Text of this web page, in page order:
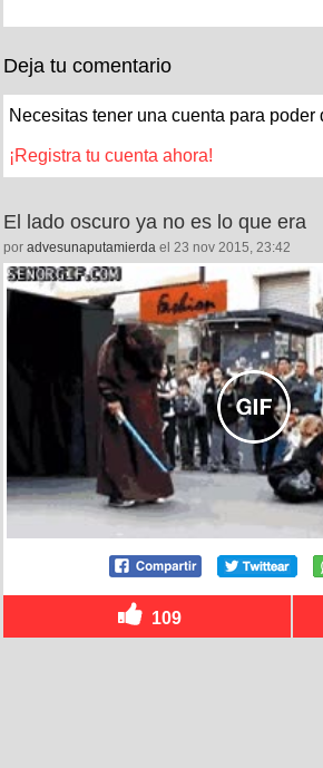
Deja tu comentario
Necesitas tener una cuenta para poder
¡Registra tu cuenta ahora!
El lado oscuro ya no es lo que era
por advesunaputamierda el 23 nov 2015, 23:42
109